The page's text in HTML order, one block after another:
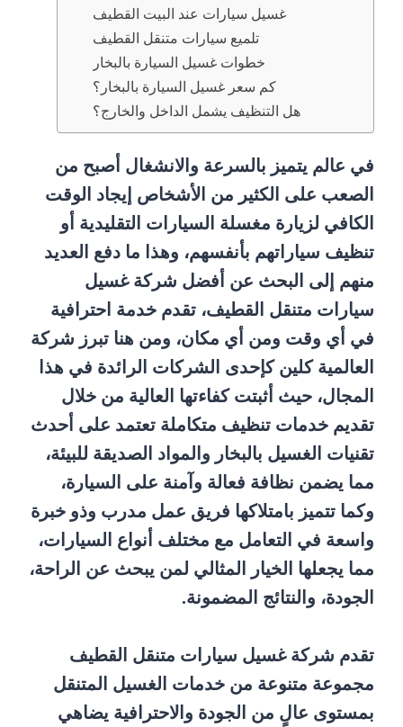
غسيل سيارات عند البيت القطيف
تلميع سيارات متنقل القطيف
خطوات غسيل السيارة بالبخار
كم سعر غسيل السيارة بالبخار؟
هل التنظيف يشمل الداخل والخارج؟
في عالم يتميز بالسرعة والانشغال أصبح من
الصعب على الكثير من الأشخاص إيجاد الوقت
الكافي لزيارة مغسلة السيارات التقليدية أو
تنظيف سياراتهم بأنفسهم، وهذا ما دفع العديد
منهم إلى البحث عن أفضل شركة غسيل
سيارات متنقل القطيف، تقدم خدمة احترافية
في أي وقت ومن أي مكان، ومن هنا تبرز شركة
العالمية كلين كإحدى الشركات الرائدة في هذا
المجال، حيث أثبتت كفاءتها العالية من خلال
تقديم خدمات تنظيف متكاملة تعتمد على أحدث
تقنيات الغسيل بالبخار والمواد الصديقة للبيئة،
مما يضمن نظافة فعالة وآمنة على السيارة،
وكما تتميز بامتلاكها فريق عمل مدرب وذو خبرة
واسعة في التعامل مع مختلف أنواع السيارات،
مما يجعلها الخيار المثالي لمن يبحث عن الراحة،
الجودة، والنتائج المضمونة.
تقدم شركة غسيل سيارات متنقل القطيف
مجموعة متنوعة من خدمات الغسيل المتنقل
بمستوى عالٍ من الجودة والاحترافية يضاهي